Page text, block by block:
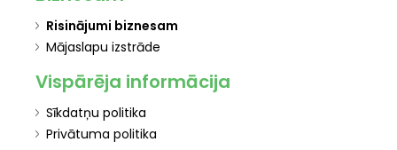
Risinājumi biznesam
Mājaslapu izstrāde
Vispārēja informācija
Sīkdatņu politika
Privātuma politika